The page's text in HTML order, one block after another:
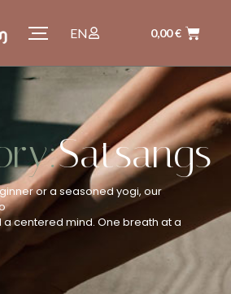
EN 0,00€
Satsangs
or a seasoned yogi, our
centered mind. One breath at a